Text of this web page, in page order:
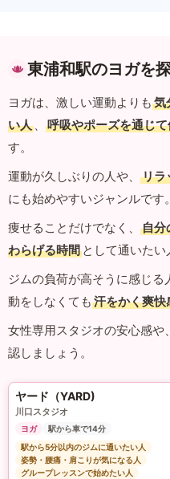
東浦和駅のヨガを
ヨガは、激しい運動よりも 気
い人 、 呼吸やポーズを通じ
す。
運動が久しぶりの人や、
リラ
にも始めやすいジャンルです。
痩せることだけでなく、
自分
わらげる時間 として通いたい
ジムの負荷が高そうに感じ
動をしなくても 汗をかく爽快
女性専用スタジオの安心感
認しましょう。
ヤード（YARD)
川口スタジオ
ヨガ
駅から車で14分
駅から5分以内のジムに通いたい人
姿勢・腰痛・肩こりが気になる人
グループレッスンで始めたい人